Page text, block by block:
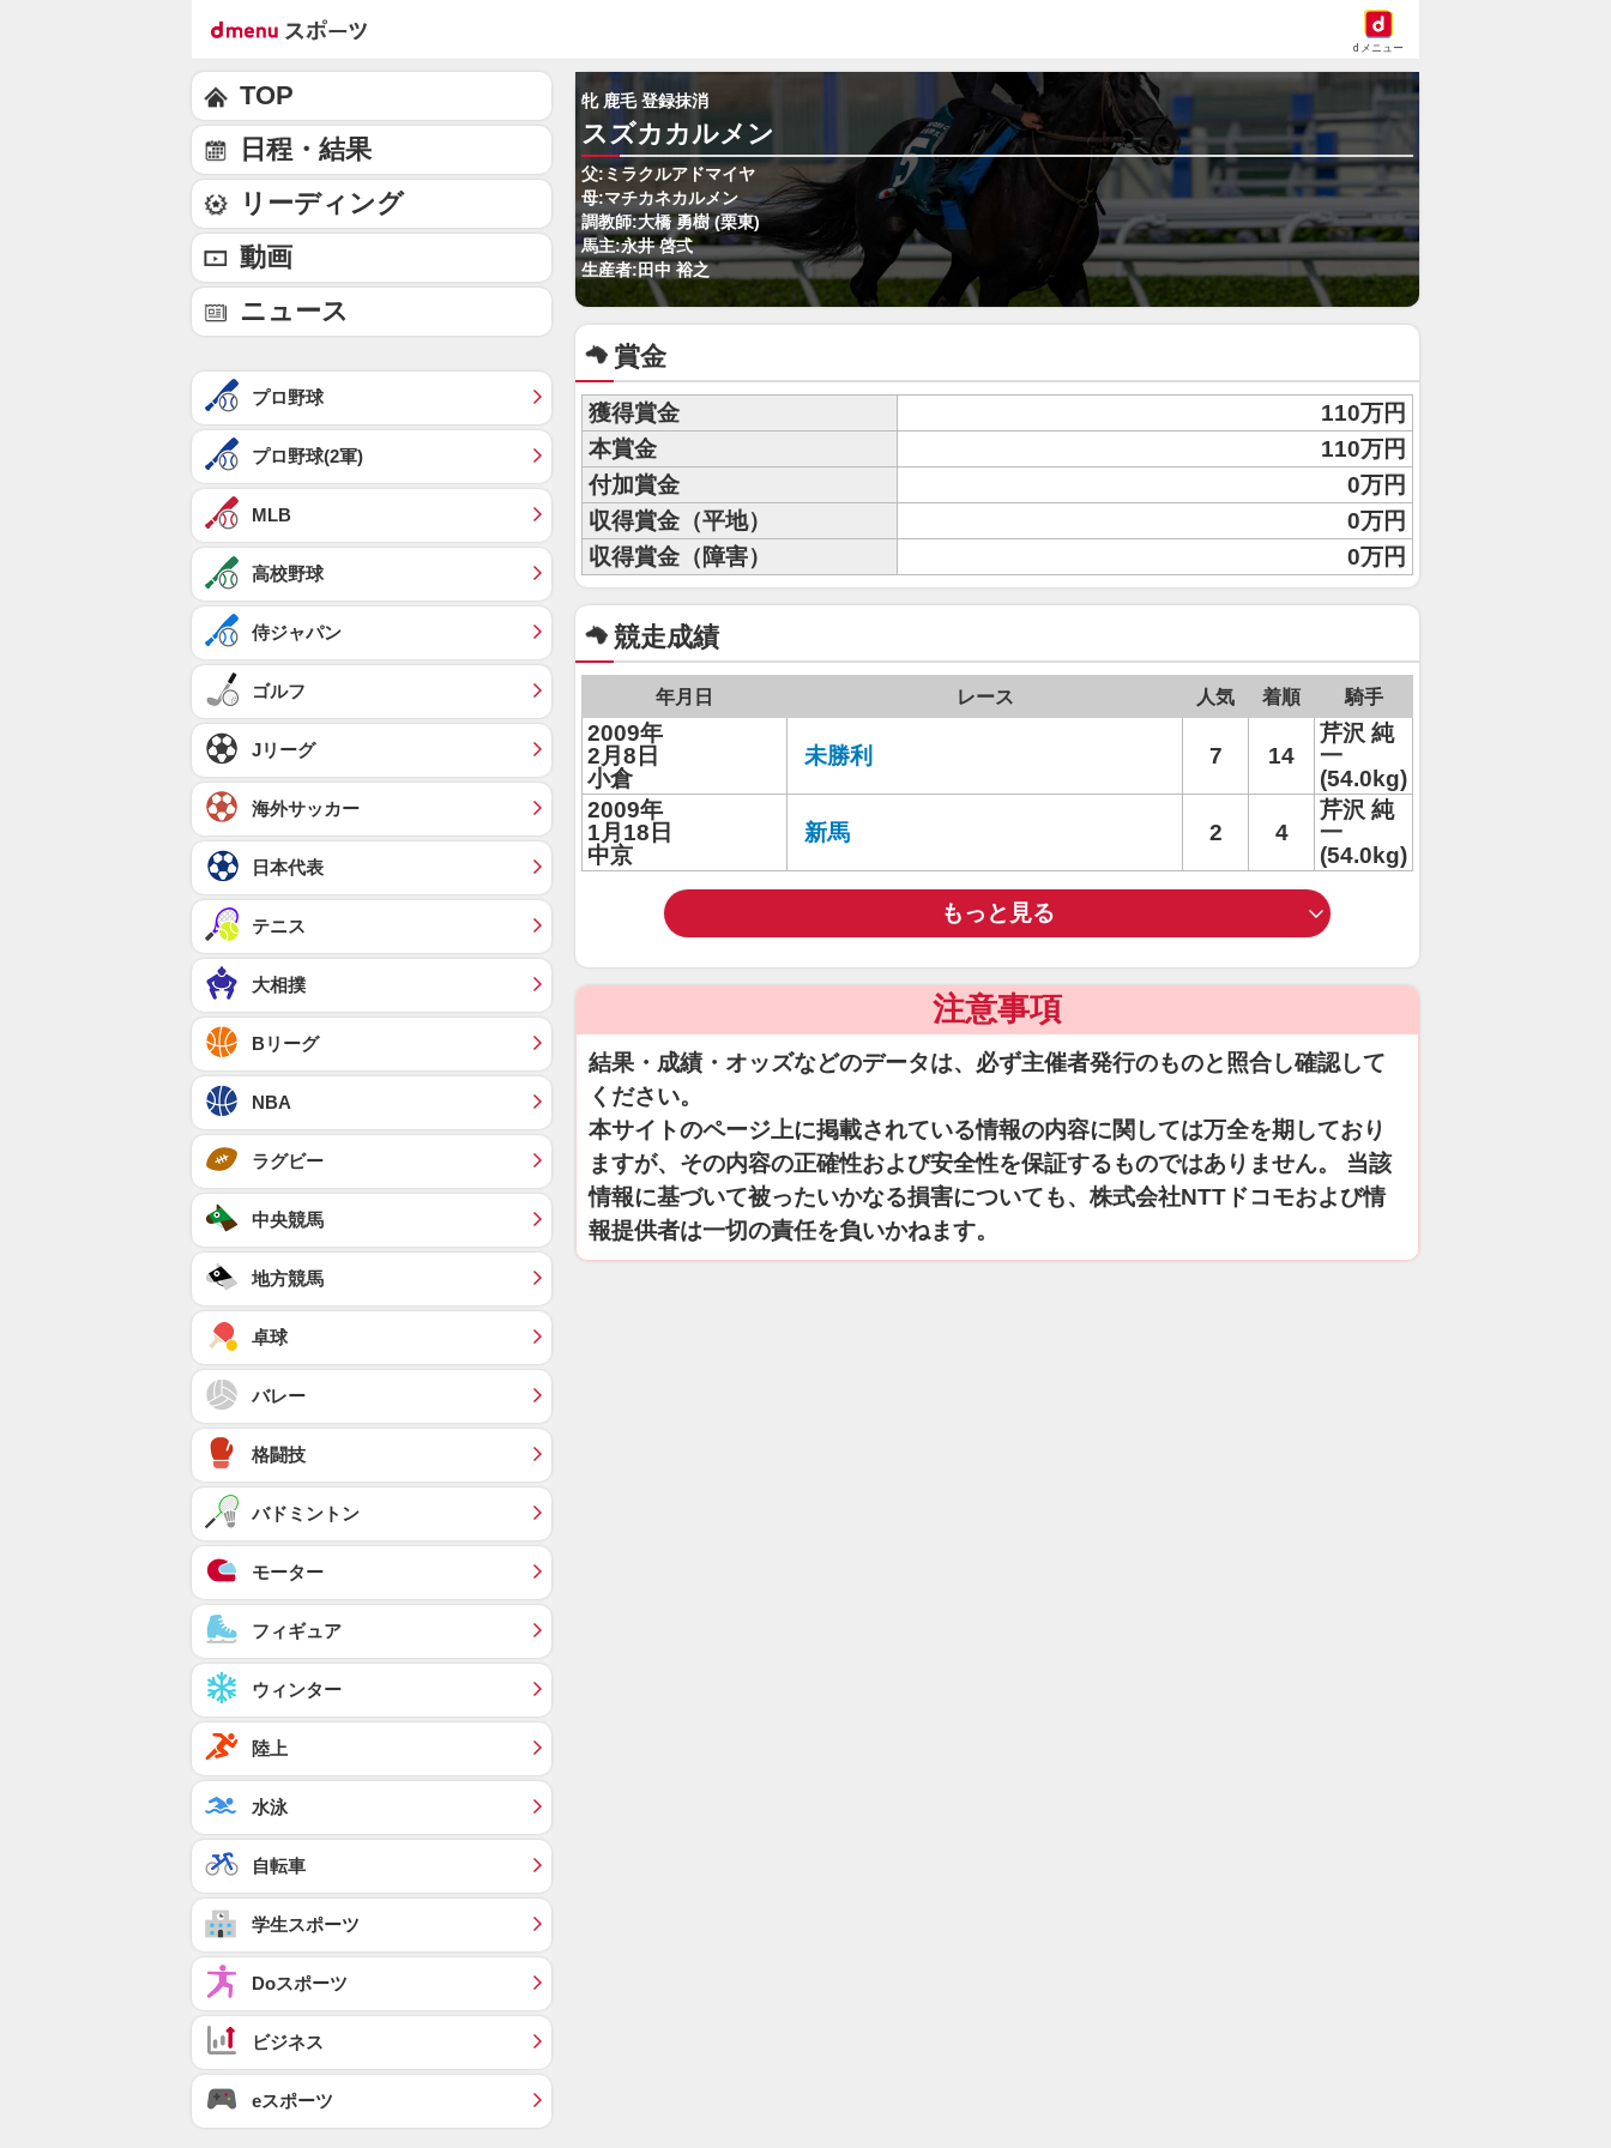
dメニュー
牝 鹿毛 登録抹消
スズカカルメン
父:ミラクルアドマイヤ
母:マチカネカルメン
調教師:大橋 勇樹 (栗東)
馬主:永井 啓弍
生産者:田中 裕之
賞金
獲得賞金
110万円
本賞金
110万円
付加賞金
0万円
収得賞金（平地）
0万円
収得賞金（障害）
0万円
競走成績
年月日 レース 人気 着順 騎手
2009年
2月8日
小倉
未勝利 7 14
芹沢 純
一
(54.0kg)
2009年
1月18日
中京
新馬 2 4
芹沢 純
一
(54.0kg)
もっと見る
注意事項
結果・成績・オッズなどのデータは、必ず主催者発行のものと照合し確認して
ください。
本サイトのページ上に掲載されている情報の内容に関しては万全を期しており
ますが、その内容の正確性および安全性を保証するものではありません。 当該
情報に基づいて被ったいかなる損害についても、株式会社NTTドコモおよび情
報提供者は一切の責任を負いかねます。
TOP
日程・結果
リーディング
動画
ニュース
プロ野球
プロ野球(2軍)
MLB
高校野球
侍ジャパン
ゴルフ
Jリーグ
海外サッカー
日本代表
テニス
大相撲
Bリーグ
NBA
ラグビー
中央競馬
地方競馬
卓球
バレー
格闘技
バドミントン
モーター
フィギュア
ウィンター
陸上
水泳
自転車
学生スポーツ
Doスポーツ
ビジネス
eスポーツ